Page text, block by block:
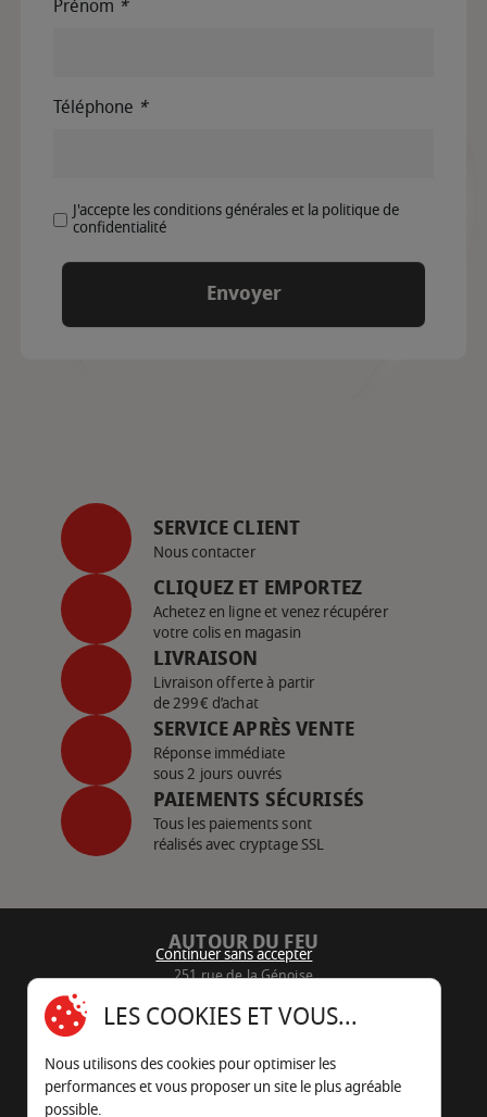
Prénom *
Téléphone *
J'accepte les conditions générales et la politique de
confidentialité
SERVICE CLIENT
Nous contacter
CLIQUEZ ET EMPORTEZ
Achetez en ligne et venez récupérer
votre colis en magasin
LIVRAISON
Livraison offerte à partir
de 299€ d’achat
SERVICE APRÈS VENTE
Réponse immédiate
sous 2 jours ouvrés
PAIEMENTS SÉCURISÉS
Tous les paiements sont
réalisés avec cryptage SSL
AUTOUR DU FEU
251 rue de la Génoise
05 45 22 98 09
Nous envoyer un e-mail
Continuer sans accepter
LES COOKIES ET VOUS...
Nous utilisons des cookies pour optimiser les
performances et vous proposer un site le plus agréable
possible.